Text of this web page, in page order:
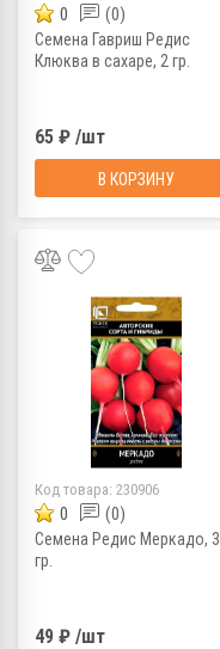
0 (0)
Семена Гавриш Редис
Клюква в сахаре, 2 гр.
65 ₽ /шт
В КОРЗИНУ
Код товара: 230906
0 (0)
Семена Редис Меркадо, 3
гр.
49 ₽ /шт